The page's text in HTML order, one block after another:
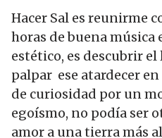
Hacer Sal es reunirme
horas de buena
estético, es descubrir
palpar ese atardecer en
de curiosidad por un
egoísmo, no podía ser
amor a una tierra más